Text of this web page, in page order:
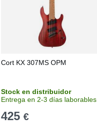
Cort KX 307MS OPM
Stock en distribuidor
Entrega en 2-3 días laborables
425 €